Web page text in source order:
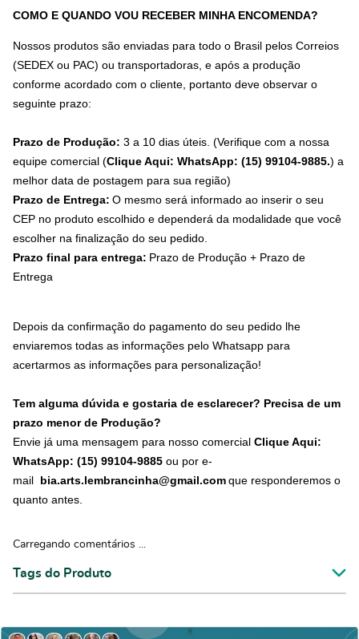
COMO E QUANDO VOU RECEBER MINHA ENCOMENDA?
Nossos produtos são enviadas para todo o Brasil pelos Correios
(SEDEX ou PAC) ou transportadoras, e após a produção
conforme acordado com o cliente, portanto deve observar o
seguinte prazo:
Prazo de Produção: 3 a 10 dias úteis. (Verifique com a nossa
equipe comercial (Clique Aqui: WhatsApp: (15) 99104-9885.) a
melhor data de postagem para sua região)
Prazo de Entrega: O mesmo será informado ao inserir o seu
CEP no produto escolhido e dependerá da modalidade que você
escolher na finalização do seu pedido.
Prazo final para entrega: Prazo de Produção + Prazo de
Entrega
Depois da confirmação do pagamento do seu pedido lhe
enviaremos todas as informações pelo Whatsapp para
acertarmos as informações para personalização!
Tem alguma dúvida e gostaria de esclarecer? Precisa de um
prazo menor de Produção?
Envie já uma mensagem para nosso comercial Clique Aqui:
WhatsApp: (15) 99104-9885 ou por e-
mail bia.arts.lembrancinha@gmail.comque responderemos o
quanto antes.
Carregando comentários ...
Tags do Produto